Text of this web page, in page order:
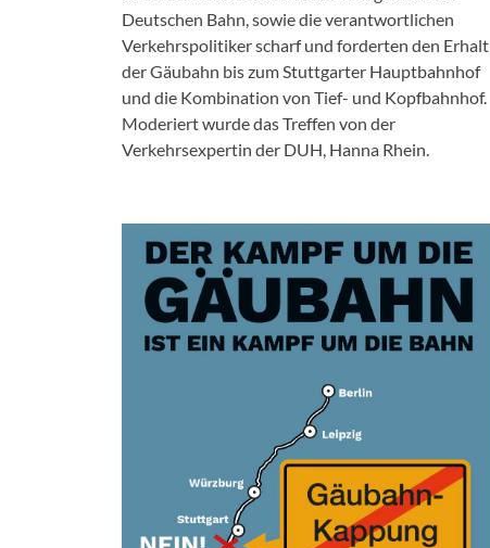
Deutschen Bahn, sowie die verantwortlichen
Verkehrspolitiker scharf und forderten den Erhalt
der Gäubahn bis zum Stuttgarter Hauptbahnhof
und die Kombination von Tief- und Kopfbahnhof.
Moderiert wurde das Treffen von der
Verkehrsexpertin der DUH, Hanna Rhein.